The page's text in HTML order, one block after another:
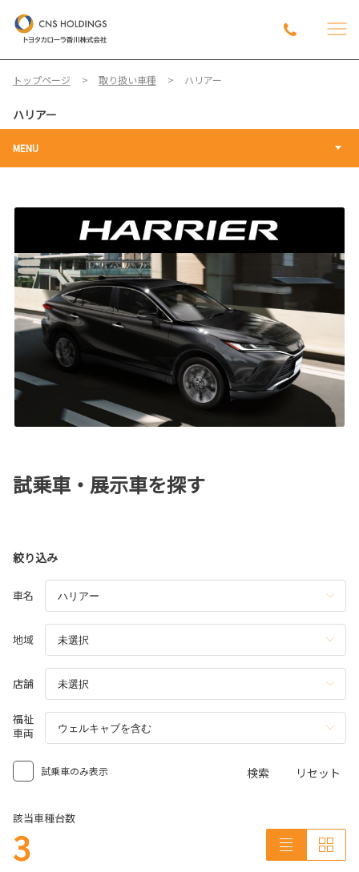
トップページ 取り扱い車種 ハリアー
ハリアー
MENU
試乗車・展示車を探す
絞り込み
車名
地域
店舗
福祉
車両
試乗車のみ表示 検索 リセット
該当車種台数
3